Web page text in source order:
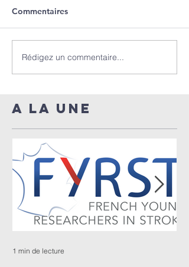
Commentaires
Rédigez un commentaire...
A LA UNE
1 min de lecture